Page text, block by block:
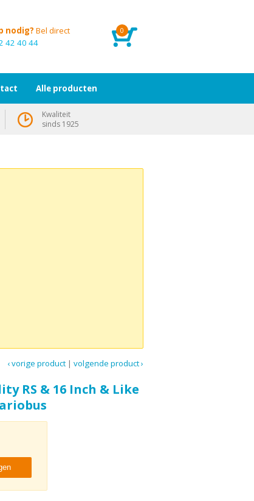
0
nodig? Bel direct
42 40 44
volgende product ›
|
‹ vorige product
RS & 16 Inch & Like
Alle producten
Kwaliteit
sinds 1925